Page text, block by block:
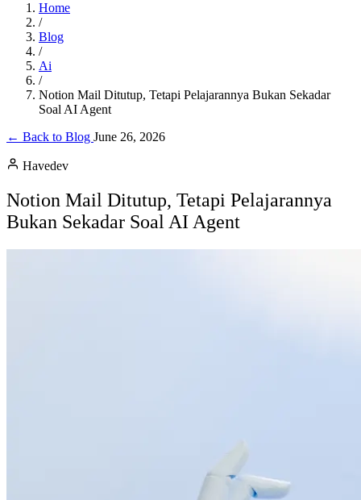
Home
/
Blog
/
Ai
/
Notion Mail Ditutup, Tetapi Pelajarannya Bukan Sekadar
Soal AI Agent
← Back to Blog June 26, 2026
Havedev
Notion Mail Ditutup, Tetapi Pelajarannya
Bukan Sekadar Soal AI Agent